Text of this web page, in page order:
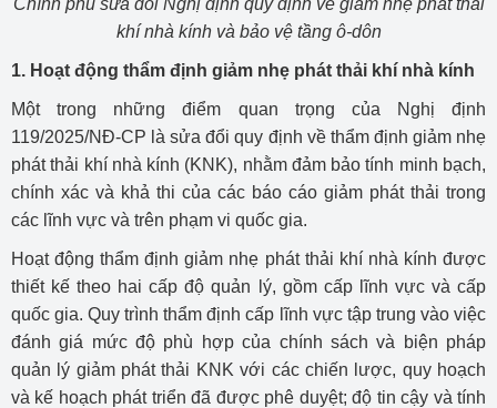
khí nhà kính và bảo vệ tầng ô-dôn
1. Hoạt động thẩm định giảm nhẹ phát thải khí nhà kính
Một trong những điểm quan trọng của Nghị định
119/2025/NĐ-CP là sửa đổi quy định về thẩm định giảm nhẹ
phát thải khí nhà kính (KNK), nhằm đảm bảo tính minh bạch,
chính xác và khả thi của các báo cáo giảm phát thải trong
các lĩnh vực và trên phạm vi quốc gia.
Hoạt động thẩm định giảm nhẹ phát thải khí nhà kính được
thiết kế theo hai cấp độ quản lý, gồm cấp lĩnh vực và cấp
quốc gia. Quy trình thẩm định cấp lĩnh vực tập trung vào việc
đánh giá mức độ phù hợp của chính sách và biện pháp
quản lý giảm phát thải KNK với các chiến lược, quy hoạch
và kế hoạch phát triển đã được phê duyệt; độ tin cậy và tính